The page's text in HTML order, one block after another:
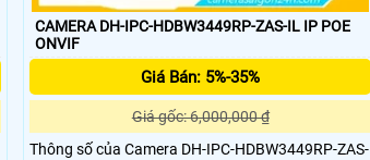
CAMERA DH-IPC-HDBW3449RP-ZAS-IL IP POE
ONVIF
Giá Bán: 5%-35%
Giá gốc: 6,000,000 ₫
Thông số của Camera DH-IPC-HDBW3449RP-ZAS-